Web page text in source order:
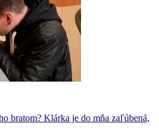
bratom? Klárka je do mňa zaľúbená,